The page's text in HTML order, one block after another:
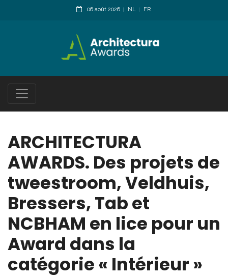
06 août 2026 NL FR
ARCHITECTURA
AWARDS. Des projets de
tweestroom, Veldhuis,
Bressers, Tab et
NCBHAM en lice pour un
Award dans la
catégorie « Intérieur »